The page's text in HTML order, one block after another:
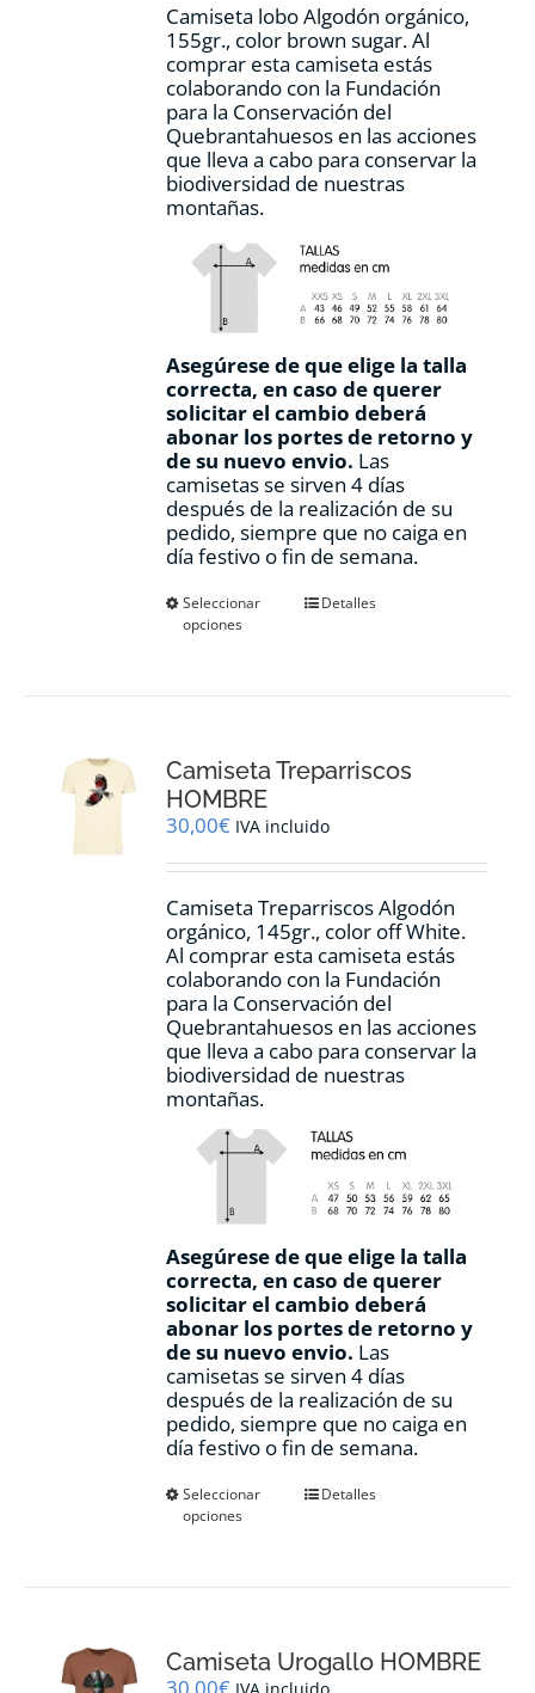
página
de
producto
Camiseta lobo Algodón orgánico,
155gr., color brown sugar.Al
comprar esta camiseta estás
colaborando con la Fundación
para la Conservación del
Quebrantahuesos en las acciones
que lleva a cabo para conservar la
biodiversidad de nuestras
montañas.
Asegúrese de que elige la talla
correcta, en caso de querer
solicitar el cambio deberá
abonar los portes de retorno y
de su nuevo envio. Las
camisetas se sirven 4 días
después de la realización de su
pedido, siempre que no caiga en
día festivo o fin de semana.
Seleccionar
opciones
Este
se
elegir
la
de
producto
Detalles
Camiseta Treparriscos
HOMBRE
30,00€ IVA incluido
Camiseta Treparriscos Algodón
orgánico, 145gr., color off White.
Al comprar esta camiseta estás
colaborando con la Fundación
para la Conservación del
Quebrantahuesos en las acciones
que lleva a cabo para conservar la
biodiversidad de nuestras
montañas.
Asegúrese de que elige la talla
correcta, en caso de querer
solicitar el cambio deberá
abonar los portes de retorno y
de su nuevo envio. Las
camisetas se sirven 4 días
después de la realización de su
pedido, siempre que no caiga en
día festivo o fin de semana.
Seleccionar
opciones
Este
se
pueden
Detalles
Camiseta Urogallo HOMBRE
30,00€